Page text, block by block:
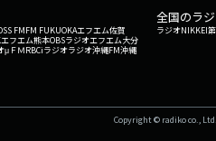
FMFM FUKUOKAエフエム佐賀
フエム熊本OBSラジオエフエム大分
μＦＭRBCiラジオラジオ沖縄FM沖縄
全国のラ
ラジオNIKKEI
Copyright © radiko co.,